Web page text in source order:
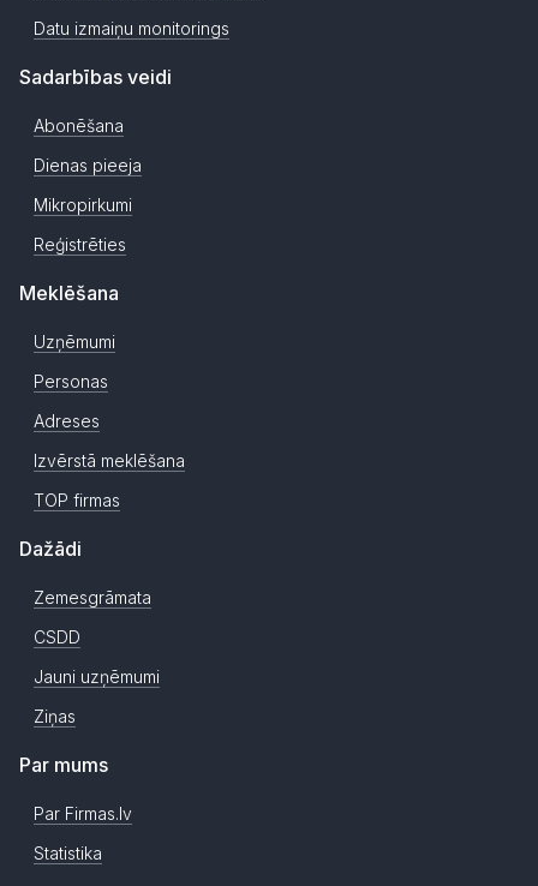
Datu izmaiņu monitorings
Sadarbības veidi
Abonēšana
Dienas pieeja
Mikropirkumi
Reģistrēties
Meklēšana
Uzņēmumi
Personas
Adreses
Izvērstā meklēšana
TOP firmas
Dažādi
Zemesgrāmata
CSDD
Jauni uzņēmumi
Ziņas
Par mums
Par Firmas.lv
Statistika